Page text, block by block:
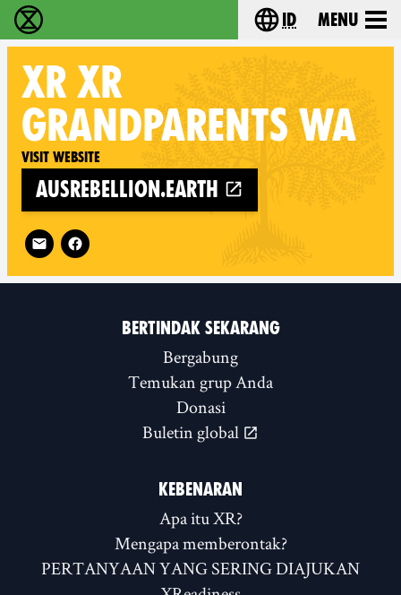
Extinction Rebellion (XR–Pemberontakan
Choose your
id Menu
XR XR
GRANDPARENTS WA
Visit website
ausrebellion.earth
Follow XR XR Grandparents WA on
BERTINDAK SEKARANG
Bergabung
Temukan grup Anda
Donasi
Buletin global
KEBENARAN
Apa itu XR?
Mengapa memberontak?
PERTANYAAN YANG SERING DIAJUKAN